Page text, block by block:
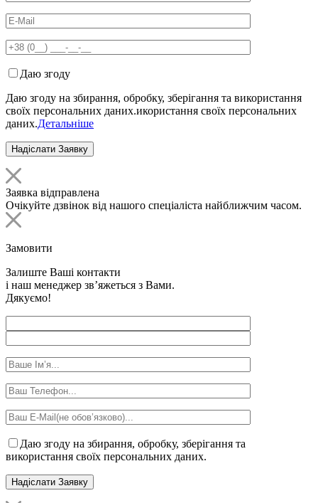
Даю згоду
Даю згоду на збирання, обробку, зберігання та використання
своїх персональних даних.икористання своїх персональних
даних.Детальніше
Заявка відправлена
Очікуйте дзвінок від нашого спеціаліста найближчим часом.
Замовити
Залиште Ваші контакти
і наш менеджер зв’яжеться з Вами.
Дякуємо!
Даю згоду на збирання, обробку, зберігання та
використання своїх персональних даних.